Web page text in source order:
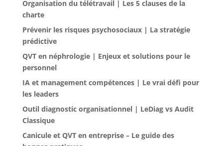
Organisation du télétravail | Les 5 clauses de la
charte
Prévenir les risques psychosociaux | La stratégie
prédictive
QVT en néphrologie | Enjeux et solutions pour le
personnel
IA et management compétences | Le vrai défi pour
les leaders
Outil diagnostic organisationnel | LeDiag vs Audit
Classique
Canicule et QVT en entreprise – Le guide des